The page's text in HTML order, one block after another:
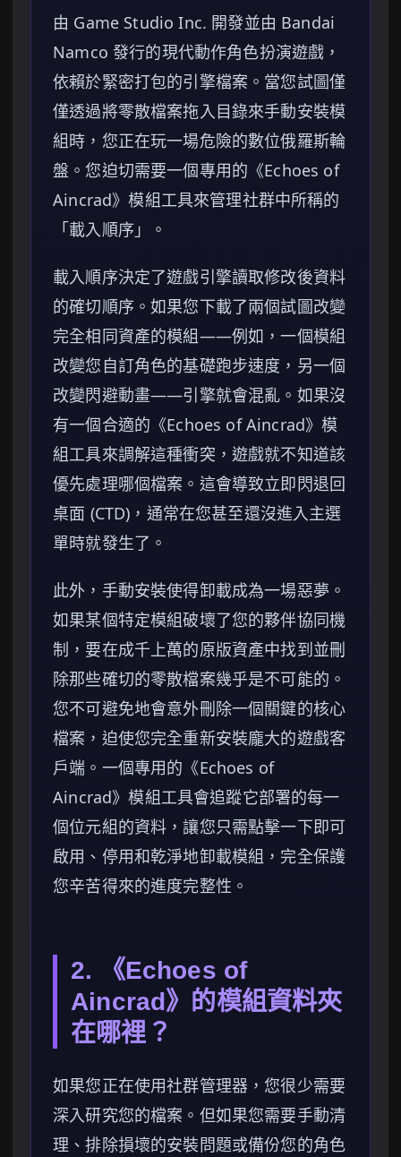
由 Game Studio Inc. 開發並由 Bandai
Namco 發行的現代動作角色扮演遊戲，
依賴於緊密打包的引擎檔案。當您試圖僅
僅透過將零散檔案拖入目錄來手動安裝模
組時，您正在玩一場危險的數位俄羅斯輪
盤。您迫切需要一個專用的《Echoes of
Aincrad》模組工具來管理社群中所稱的
「載入順序」。
載入順序決定了遊戲引擎讀取修改後資料
的確切順序。如果您下載了兩個試圖改變
完全相同資產的模組——例如，一個模組
改變您自訂角色的基礎跑步速度，另一個
改變閃避動畫——引擎就會混亂。如果沒
有一個合適的《Echoes of Aincrad》模
組工具來調解這種衝突，遊戲就不知道該
優先處理哪個檔案。這會導致立即閃退回
桌面 (CTD)，通常在您甚至還沒進入主選
單時就發生了。
此外，手動安裝使得卸載成為一場惡夢。
如果某個特定模組破壞了您的夥伴協同機
制，要在成千上萬的原版資產中找到並刪
除那些確切的零散檔案幾乎是不可能的。
您不可避免地會意外刪除一個關鍵的核心
檔案，迫使您完全重新安裝龐大的遊戲客
戶端。一個專用的《Echoes of
Aincrad》模組工具會追蹤它部署的每一
個位元組的資料，讓您只需點擊一下即可
啟用、停用和乾淨地卸載模組，完全保護
您辛苦得來的進度完整性。
2. 《Echoes of
Aincrad》的模組資料夾
在哪裡？
如果您正在使用社群管理器，您很少需要
深入研究您的檔案。但如果您需要手動清
理、排除損壞的安裝問題或備份您的角色